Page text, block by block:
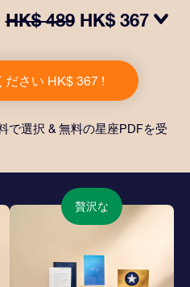
HK$ 489 HK$ 367
カスタマイズされたドキュ
トが含まれている他、弊社
す。大切や人や友達に永遠
ださい HK$ 367 !
で選択 & 無料の星座PDFを受
贅沢な